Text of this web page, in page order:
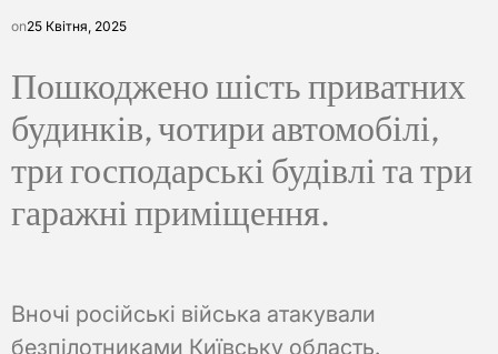
on25 Квітня, 2025
Пошкоджено шість приватних
будинків, чотири автомобілі,
три господарські будівлі та три
гаражні приміщення.
Вночі російські війська атакували
безпілотниками Київську область.